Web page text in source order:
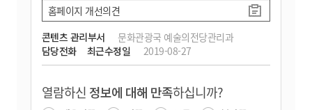
콘텐츠 관리부서
문화관광국 예술의전당관리과
담당전화
최근수정일 2019-08-27
홈페이지 개선의견
열람하신 정보에 대해 만족하십니까?